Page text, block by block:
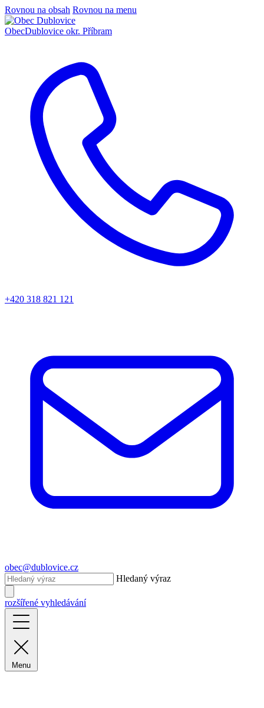
Rovnou na obsah Rovnou na menu
ObecDublovice okr. Příbram
+420 318 821 121
obec@dublovice.cz
Hledaný výraz
rozšířené vyhledávání
Menu